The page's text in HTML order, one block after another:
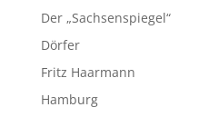
Der „Sachsenspiegel“
Dörfer
Fritz Haarmann
Hamburg